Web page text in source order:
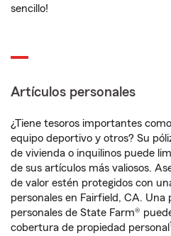
sencillo!
Artículos personales
¿Tiene tesoros importantes
equipo deportivo y otros? Su
de vivienda o inquilinos puede
de sus artículos más valiosos.
de valor estén protegidos con
personales en Fairfield, CA. Una
personales de State Farm®
cobertura de propiedad personal 1